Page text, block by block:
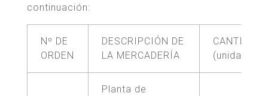
continuación:
Nº DE
ORDEN
DESCRIPCIÓN DE
LA MERCADERÍA
CANTIDAD
(unidades)
Planta de